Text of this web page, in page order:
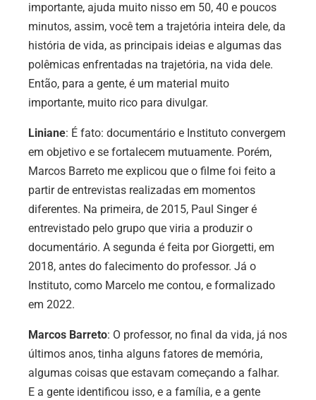
importante, ajuda muito nisso em 50, 40 e poucos
minutos, assim, você tem a trajetória inteira dele, da
história de vida, as principais ideias e algumas das
polêmicas enfrentadas na trajetória, na vida dele.
Então, para a gente, é um material muito
importante, muito rico para divulgar.
Liniane: É fato: documentário e Instituto convergem
em objetivo e se fortalecem mutuamente. Porém,
Marcos Barreto me explicou que o filme foi feito a
partir de entrevistas realizadas em momentos
diferentes. Na primeira, de 2015, Paul Singer é
entrevistado pelo grupo que viria a produzir o
documentário. A segunda é feita por Giorgetti, em
2018, antes do falecimento do professor. Já o
Instituto, como Marcelo me contou, e formalizado
em 2022.
Marcos Barreto: O professor, no final da vida, já nos
últimos anos, tinha alguns fatores de memória,
algumas coisas que estavam começando a falhar.
E a gente identificou isso, e a família, e a gente